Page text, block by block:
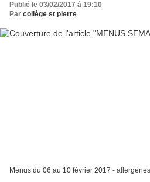
Publié le 03/02/2017 à 19:10
Par collège st pierre
Menus du 06 au 10 février